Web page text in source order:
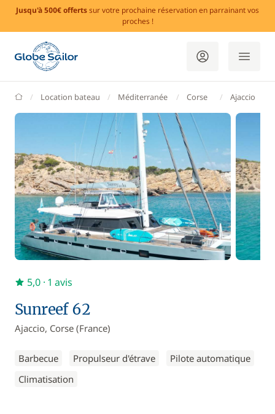
Jusqu'à 500€ offertssur votre prochaine réservation en parrainant vos
proches !
GlobeSailor
Location bateau Méditerranée Corse Ajaccio
Sunreef 62
Ajaccio, Corse (France)
Barbecue Propulseur d'étrave
Pilote automatique
Climatisation
5,0 · 1 avis